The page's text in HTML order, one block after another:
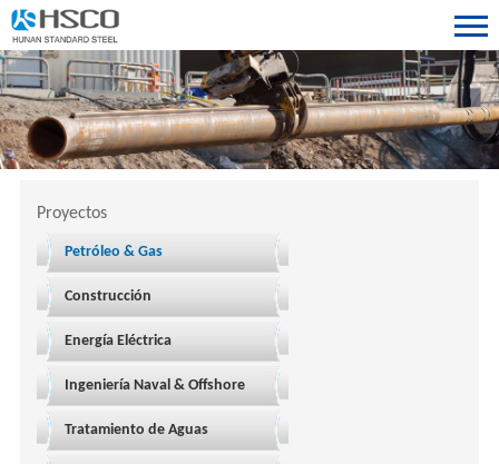
Proyectos
Petróleo & Gas
Construcción
Energía Eléctrica
Ingeniería Naval & Offshore
Tratamiento de Aguas